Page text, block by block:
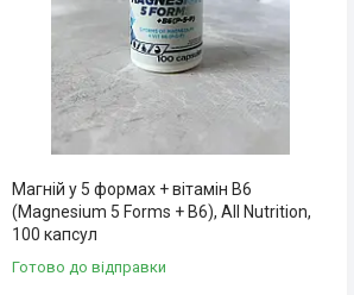
Магній у 5 формах + вітамін B6
(Magnesium 5 Forms + B6), All Nutrition,
100 капсул
Готово до відправки